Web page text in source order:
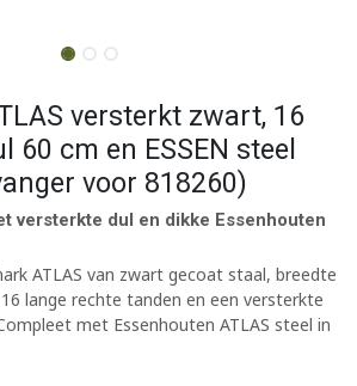
versterkt zwart, 16
60 cm en ESSEN steel
voor 818260)
versterkte dul en dikke Essenhouten
ATLAS van zwart gecoat staal, breedte
lange rechte tanden en een versterkte
met Essenhouten ATLAS steel in